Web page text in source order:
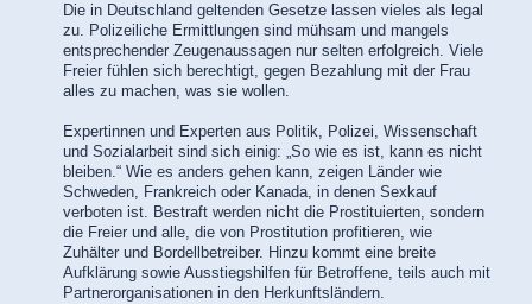
Die in Deutschland geltenden Gesetze lassen vieles als legal
zu. Polizeiliche Ermittlungen sind mühsam und mangels
entsprechender Zeugenaussagen nur selten erfolgreich. Viele
Freier fühlen sich berechtigt, gegen Bezahlung mit der Frau
alles zu machen, was sie wollen.
Expertinnen und Experten aus Politik, Polizei, Wissenschaft
und Sozialarbeit sind sich einig: „So wie es ist, kann es nicht
bleiben.“ Wie es anders gehen kann, zeigen Länder wie
Schweden, Frankreich oder Kanada, in denen Sexkauf
verboten ist. Bestraft werden nicht die Prostituierten, sondern
die Freier und alle, die von Prostitution profitieren, wie
Zuhälter und Bordellbetreiber. Hinzu kommt eine breite
Aufklärung sowie Ausstiegshilfen für Betroffene, teils auch mit
Partnerorganisationen in den Herkunftsländern.